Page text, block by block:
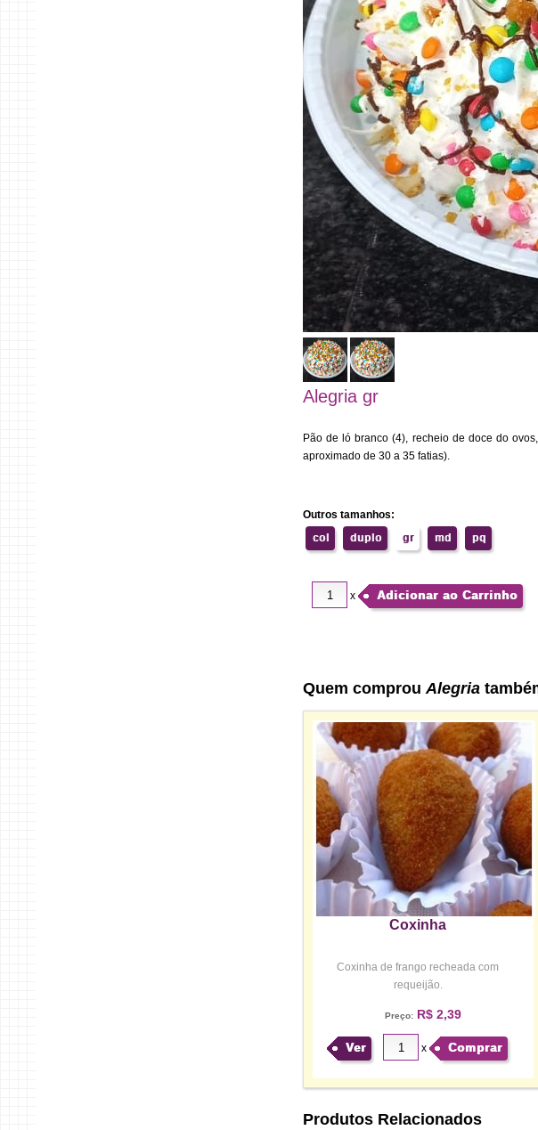
Alegria gr
Pão de ló branco (4), recheio de doce do
aproximado de 30 a 35 fatias).
Outros tamanhos:
col
duplo gr md pq
x Adicionar ao Carrinho
Quem comprouAlegria
Coxinha
Coxinha de frango recheada com
requeijão.
Preço: R$ 2,39
Ver x Comprar
Produtos Relacionados